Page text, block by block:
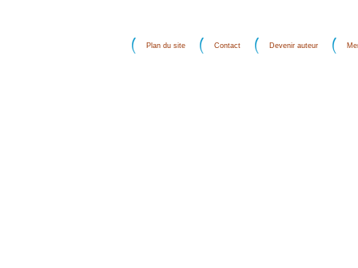
Plan du site Contact Devenir auteur